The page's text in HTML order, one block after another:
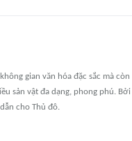
gian văn hóa đặc sắc mà còn
sản vật đa dạng, phong phú. Bởi
cho Thủ đô.